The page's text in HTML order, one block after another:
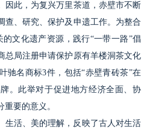
因此，为复兴万里茶道，赤壁市不断
查、研究、保护及申遗工作。为整合
文化遗产资源，践行“一带一路”倡
总局注册申请保护原有羊楼洞茶文化
驰名商标3件，包括“赤壁青砖茶”在
。此举对于促进地方经济全面、协
要的意义。
生活、美的理解，反映了古人对生活